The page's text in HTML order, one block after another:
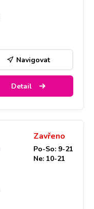
Navigovat
Detail
Zavřeno
Po-So: 9-21
Ne: 10-21